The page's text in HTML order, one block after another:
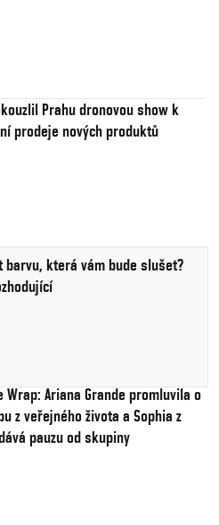
Prahu dronovou show k
prodeje nových produktů
barvu, která vám bude slušet?
Wrap: Ariana Grande promluvila o
z veřejného života a Sophia z
dává pauzu od skupiny